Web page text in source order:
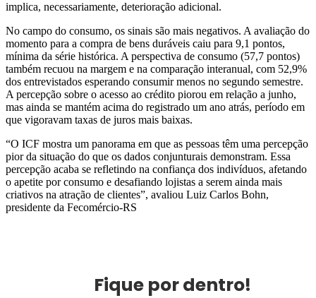
implica, necessariamente, deterioração adicional.
No campo do consumo, os sinais são mais negativos. A avaliação do
momento para a compra de bens duráveis caiu para 9,1 pontos,
mínima da série histórica. A perspectiva de consumo (57,7 pontos)
também recuou na margem e na comparação interanual, com 52,9%
dos entrevistados esperando consumir menos no segundo semestre.
A percepção sobre o acesso ao crédito piorou em relação a junho,
mas ainda se mantém acima do registrado um ano atrás, período em
que vigoravam taxas de juros mais baixas.
“O ICF mostra um panorama em que as pessoas têm uma percepção
pior da situação do que os dados conjunturais demonstram. Essa
percepção acaba se refletindo na confiança dos indivíduos, afetando
o apetite por consumo e desafiando lojistas a serem ainda mais
criativos na atração de clientes”, avaliou Luiz Carlos Bohn,
presidente da Fecomércio-RS
Fique por dentro!